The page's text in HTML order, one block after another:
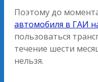
Поэтому до
автомобиля в ГАИ
пользоваться
течение шести
нельзя.